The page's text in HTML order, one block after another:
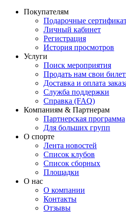
Покупателям
Подарочные
Личный кабинет
Регистрация
История просмотров
Услуги
Поиск мероприятия
Продать нам свои
Доставка и оплата
Служба поддержки
Справка (FAQ)
Компаниям & Партнерам
Партнерская программа
Для больших групп
О спорте
Лента новостей
Список клубов
Список сборных
Площадки
О нас
О компании
Контакты
Отзывы